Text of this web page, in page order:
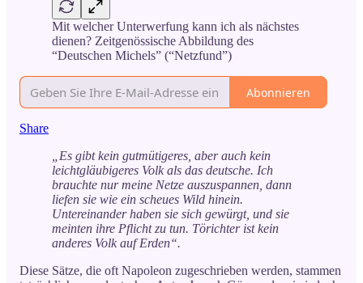
Mit welcher Unterwerfung kann ich als nächstes
dienen? Zeitgenössische Abbildung des
“Deutschen Michels” (“Netzfund”)
Abonnieren
Share
„Es gibt kein gutmütigeres, aber auch kein
leichtgläubigeres Volk als das deutsche. Ich
brauchte nur meine Netze auszuspannen, dann
liefen sie wie ein scheues Wild hinein.
Untereinander haben sie sich gewürgt, und sie
meinten ihre Pflicht zu tun. Törichter ist kein
anderes Volk auf Erden“.
Diese Sätze, die oft Napoleon zugeschrieben werden, stammen